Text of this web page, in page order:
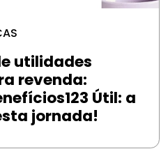
utilidades
revenda:
Útil: a
jornada!